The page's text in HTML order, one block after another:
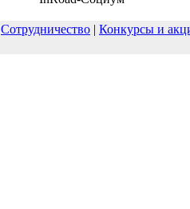
Сотрудничество | Конкурсы и